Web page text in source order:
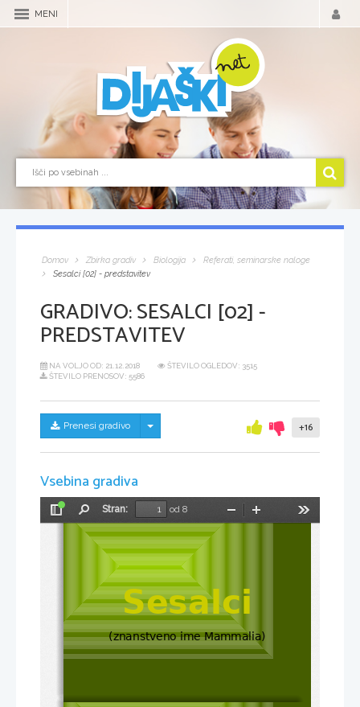
MENI
Domov Zbirka gradiv Biologija
Referati, seminarske naloge
Sesalci [02] - predstavitev
GRADIVO:SESALCI [02] -
PREDSTAVITEV
NA VOLJO OD: 21.12.2018
ŠTEVILO OGLEDOV: 3515
ŠTEVILO PRENOSOV: 5586
Prenesi gradivo Skrij/prikaži meni +16
Vsebina gradiva
Preklopi
stransko
Stran:
od 8
Pomanjšaj
Sesalci
(znanstveno ime Mammalia)